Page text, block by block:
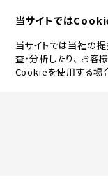
当サイトでは
当サイトでは当社の
査・分析したり、 お客
Cookieを使用する場